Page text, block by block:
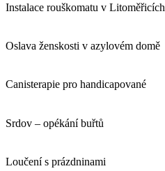
Instalace rouškomatu v Litoměřicích
Oslava ženskosti v azylovém domě
Canisterapie pro handicapované
Srdov – opékání buřtů
Loučení s prázdninami